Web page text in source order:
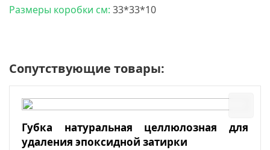
Размеры коробки см: 33*33*10
Сопутствующие товары:
Губка натуральная целлюлозная для
удаления эпоксидной затирки